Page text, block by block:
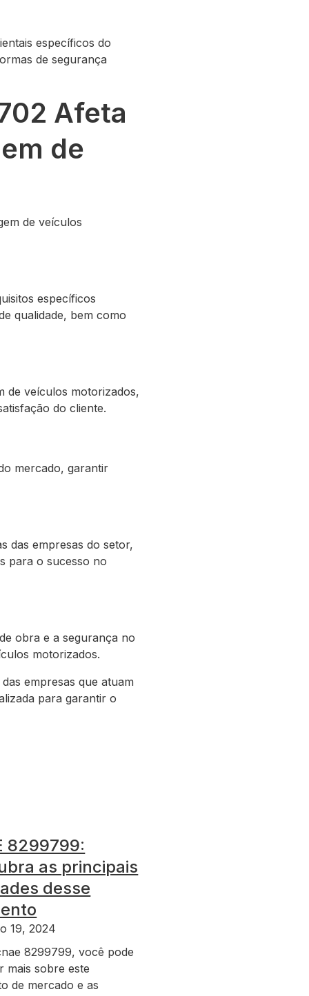
específicos do
de segurança
Afeta
de
de veículos
específicos
qualidade, bem como
de veículos motorizados,
do cliente.
mercado, garantir
das empresas do setor,
para o sucesso no
obra e a segurança no
motorizados.
empresas que atuam
para garantir o
8299799:
as principais
desse
19, 2024
8299799, você pode
mais sobre este
de mercado e as